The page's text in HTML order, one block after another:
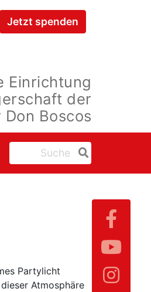
Jetzt spenden
Einrichtung
der
Don Boscos
Partylicht
Atmosphäre